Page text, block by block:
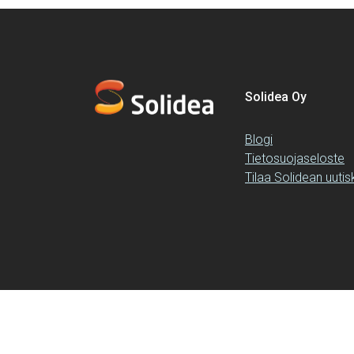
Solidea Oy
Blogi
Tietosuojaseloste
Tilaa Solidean